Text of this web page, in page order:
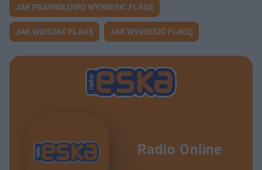
JAK PRAWIDŁOWO WYWIESIĆ FLAGĘ
JAK WIESZAĆ FLAGĘ JAK WYWIESIĆ FLAGĘ
Radio Online